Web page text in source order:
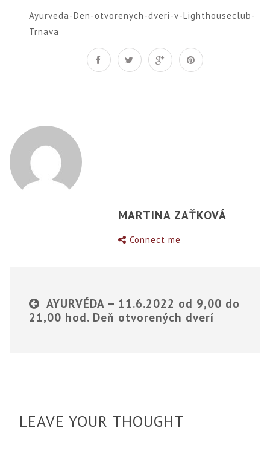
Ayurveda-Den-otvorenych-dveri-v-Lighthouseclub-
Trnava
MARTINA ZAŤKOVÁ
Connect me
AYURVÉDA – 11.6.2022 od 9,00 do
21,00 hod. Deň otvorených dverí
LEAVE YOUR THOUGHT